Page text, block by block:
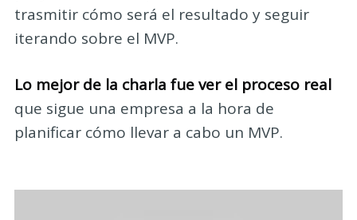
trasmitir cómo será el resultado y seguir
iterando sobre el MVP.
Lo mejor de la charla fue ver el proceso real
que sigue una empresa a la hora de
planificar cómo llevar a cabo un MVP.